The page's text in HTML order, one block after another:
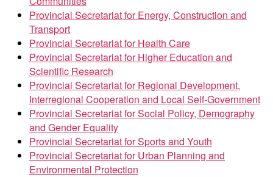
Provincial Secretariat for Energy, Construction and
Transport
Provincial Secretariat for Health Care
Provincial Secretariat for Higher Education and
Scientific Research
Provincial Secretariat for Regional Development,
Interregional Cooperation and Local Self-Government
Provincial Secretariat for Social Policy, Demography
and Gender Equality
Provincial Secretariat for Sports and Youth
Provincial Secretariat for Urban Planning and
Environmental Protection